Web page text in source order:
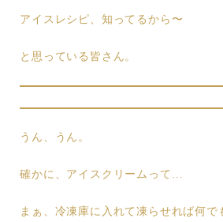
アイスレシピ、知ってるから〜
と思っている皆さん。
うん、うん。
確かに、アイスクリームって…
まぁ、冷凍庫に入れて凍らせれば何で